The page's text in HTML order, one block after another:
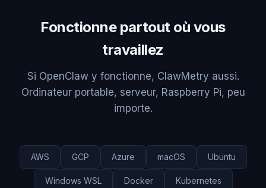
Fonctionne partout où vous
travaillez
Si OpenClaw y fonctionne, ClawMetry aussi.
Ordinateur portable, serveur, Raspberry Pi, peu
importe.
AWS GCP Azure macOS Ubuntu
Windows WSL Docker Kubernetes